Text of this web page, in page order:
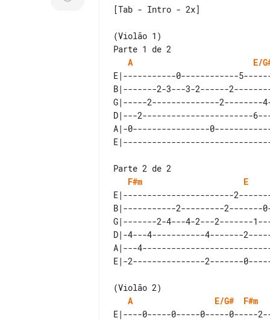
Parte 1 de 2
A
E/
E|-----------0------------
B|-------2-3---3-2------
G|-----2--------------2--------
D|---2-----------------------
A|-0----------------
Parte 2 de 2
F#m
E
E|-----------------------
B|-----------2---------2-------
G|-------2-4---4-2---2-------
D|-4---4-----------4-------
A|---
A
E/G# F#m
E|----0-----0-----0-----0-----